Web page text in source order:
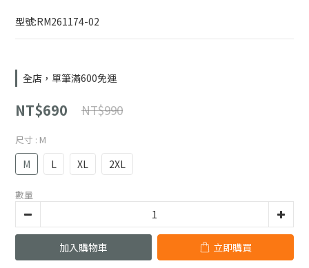
型號:RM261174-02
全店，單筆滿600免運
NT$690 NT$990
尺寸 : M
M L XL 2XL
數量
加入購物車 立即購買